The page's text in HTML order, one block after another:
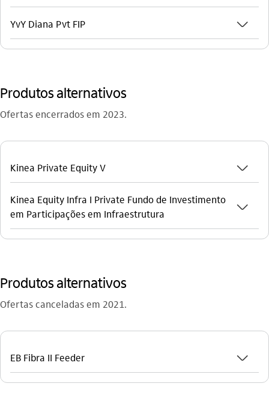
YvY Diana Pvt FIP seta_baixo
Produtos alternativos
Ofertas encerrados em 2023.
Kinea Private Equity V seta_baixo
Kinea Equity Infra I Private Fundo de Investimento
em Participações em Infraestrutura
seta_baixo
Produtos alternativos
Ofertas canceladas em 2021.
EB Fibra II Feeder seta_baixo